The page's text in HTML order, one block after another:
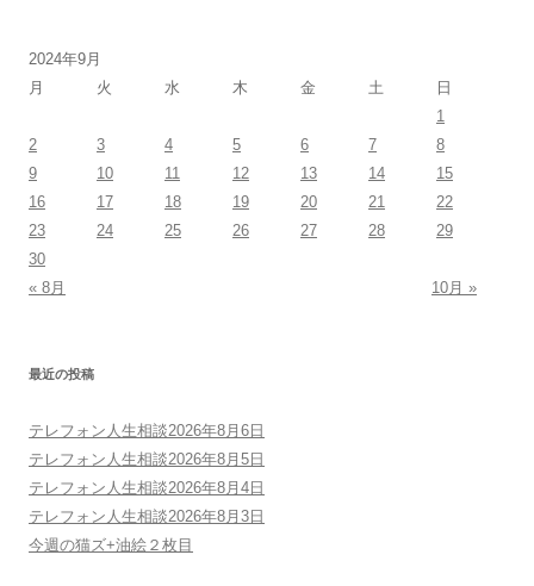
2024年9月
月
火 水 木 金 土
日
1
2
3 4 5 6 7
8
9
10 11 12 13 14
15
16
17 18 19 20 21
22
23
24 25 26 27 28
29
30
« 8月
10月 »
最近の投稿
テレフォン人生相談2026年8月6日
テレフォン人生相談2026年8月5日
テレフォン人生相談2026年8月4日
テレフォン人生相談2026年8月3日
今週の猫ズ+油絵２枚目